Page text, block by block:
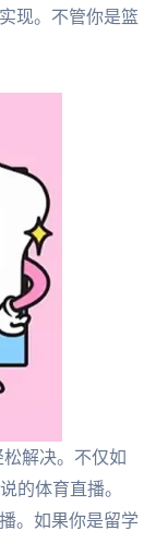
现。不管你是篮
解决。不仅如
的体育直播。
。如果你是留学